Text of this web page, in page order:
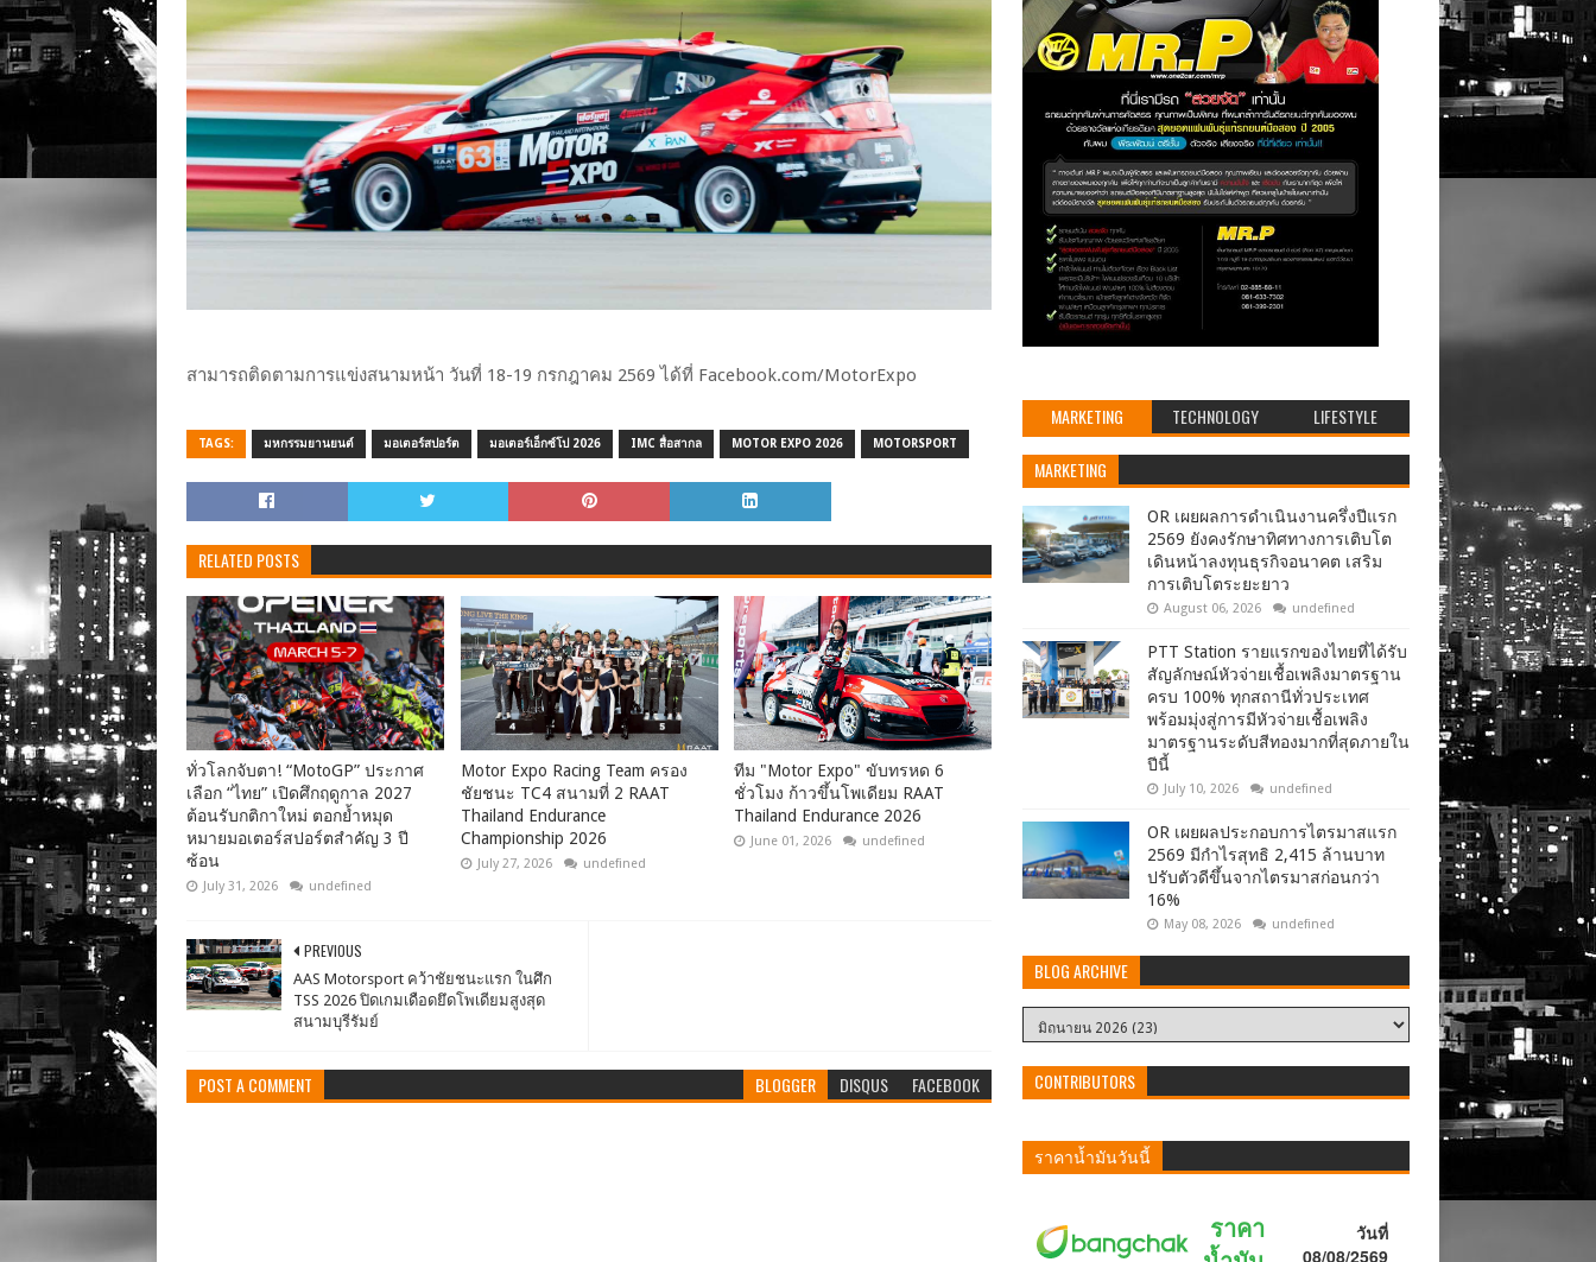
สามารถติดตามการแข่งสนามหน้า วันที่ 18-19 กรกฎาคม 2569 ได้ที่ Facebook.com/MotorExpo
TAGS: มหกรรมยานยนต์ มอเตอร์สปอร์ต มอเตอร์เอ็กซ์โป 2026 IMC สื่อสากล MOTOR EXPO 2026 MOTORSPORT
RELATED POSTS
ทั่วโลกจับตา! “MotoGP” ประกาศ
เลือก “ไทย” เปิดศึกฤดูกาล 2027
ต้อนรับกติกาใหม่ ตอกย้ำหมุด
หมายมอเตอร์สปอร์ตสำคัญ 3 ปี
ซ้อน
July 31, 2026 undefined
Motor Expo Racing Team ครอง
ชัยชนะ TC4 สนามที่ 2 RAAT
Thailand Endurance
Championship 2026
July 27, 2026 undefined
ทีม "Motor Expo" ขับทรหด 6
ชั่วโมง ก้าวขึ้นโพเดียม RAAT
Thailand Endurance 2026
June 01, 2026 undefined
PREVIOUS
AAS Motorsport คว้าชัยชนะแรก ในศึก
TSS 2026 ปิดเกมเดือดยึดโพเดียมสูงสุด
สนามบุรีรัมย์
POST A COMMENT BLOGGER DISQUS FACEBOOK
MARKETING TECHNOLOGY LIFESTYLE
MARKETING
OR เผยผลการดำเนินงานครึ่งปีแรก
2569 ยังคงรักษาทิศทางการเติบโต
เดินหน้าลงทุนธุรกิจอนาคต เสริม
การเติบโตระยะยาว
August 06, 2026 undefined
PTT Station รายแรกของไทยที่ได้รับ
สัญลักษณ์หัวจ่ายเชื้อเพลิงมาตรฐาน
ครบ 100% ทุกสถานีทั่วประเทศ
พร้อมมุ่งสู่การมีหัวจ่ายเชื้อเพลิง
มาตรฐานระดับสีทองมากที่สุดภายใน
ปีนี้
July 10, 2026 undefined
OR เผยผลประกอบการไตรมาสแรก
2569 มีกำไรสุทธิ 2,415 ล้านบาท
ปรับตัวดีขึ้นจากไตรมาสก่อนกว่า
16%
May 08, 2026 undefined
BLOG ARCHIVE
CONTRIBUTORS
ราคาน้ำมันวันนี้